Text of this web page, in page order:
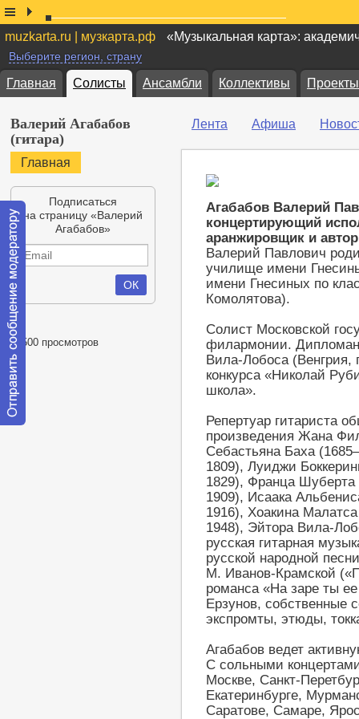
muzkarta.ru | музкарта.рф «Музыкальная карта»:
Выберите регион, страну
Главная Солисты Ансамбли Коллективы Проекты
Валерий Агабабов
(гитара)
Главная
Подписаться
на страницу «Валерий
Агабабов»
32500 просмотров
Лента Афиша
Агабабов Валерий
концертирующий
аранжировщик и
Валерий Павлович
училище имени
имени Гнесиных по
Комолятова).
Солист Московской
филармонии.
Вила-Лобоса (Венгрия,
конкурса «Николай
школа».
Репертуар гитариста
произведения Жана
Себастьяна Баха
1809), Луиджи
1829), Франца Шуберта
1909), Исаака
1916), Хоакина
1948), Эйтора Вила-
русская гитарная
русской народной
М. Иванов-Крамской
романса «На заре ты
Ерзунов, собственные
экспромты, этюды,
Агабабов ведет
С сольными
Москве, Санкт-
Екатеринбурге,
Саратове, Самаре,